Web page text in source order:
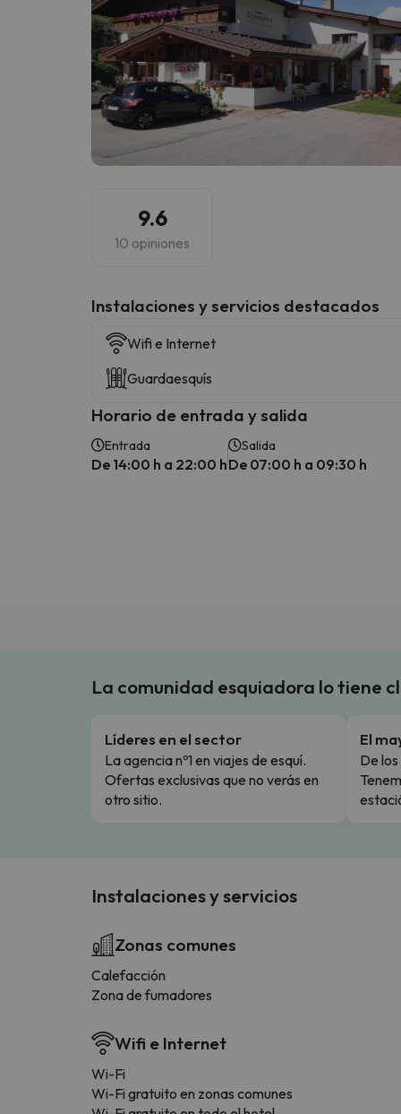
9.6
10 opiniones
Instalaciones y servicios destacados
Wifi e Internet
Guardaesquís
Horario de entrada y salida
Entrada
De 14:00 h a 22:00 h
Salida
De 07:00 h a 09:30 h
La comunidad esquiadora lo tiene
Líderes en el sector
La agencia nº1 en viajes de esquí.
Ofertas exclusivas que no verás en
otro sitio.
El
De
Instalaciones y servicios
Zonas comunes
Calefacción
Zona de fumadores
Wifi e Internet
Wi-Fi
Wi-Fi gratuito en zonas comunes